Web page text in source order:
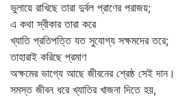
ভুলায়ে রাখিছে তারা দুর্বল প্রাণের পরাজয়;
এ কথা স্বীকার তারা করে
খ্যাতি প্রতিপত্তি যত সুযোগ্য সক্ষমদের তরে;
তাহারাই করিছে প্রমাণ
অক্ষমের ভাগ্যে আছে জীবনের শ্রেষ্ঠ সেই দান।
সমস্ত জীবন ধরে খ্যাতির খাজনা দিতে হয়,